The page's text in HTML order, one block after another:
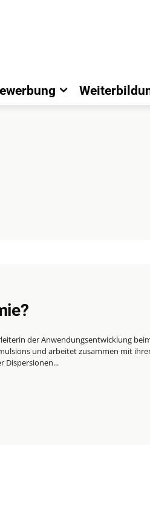
der Anwendungsentwicklung
und arbeitet zusammen mit
Dispersionen...